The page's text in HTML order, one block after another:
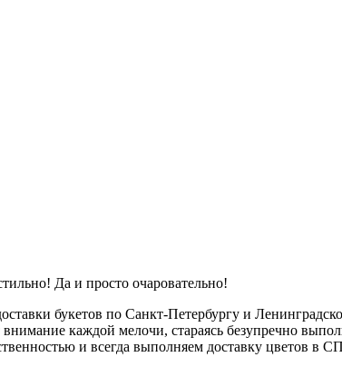
Да и просто очаровательно!
букетов по Санкт-Петербургу и
каждой мелочи, стараясь безупречно
и всегда выполняем доставку цветов в